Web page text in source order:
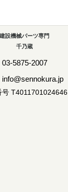
建設機械パーツ専門
千乃蔵
03-5875-2007
info@sennokura.jp
号 T4011701024646